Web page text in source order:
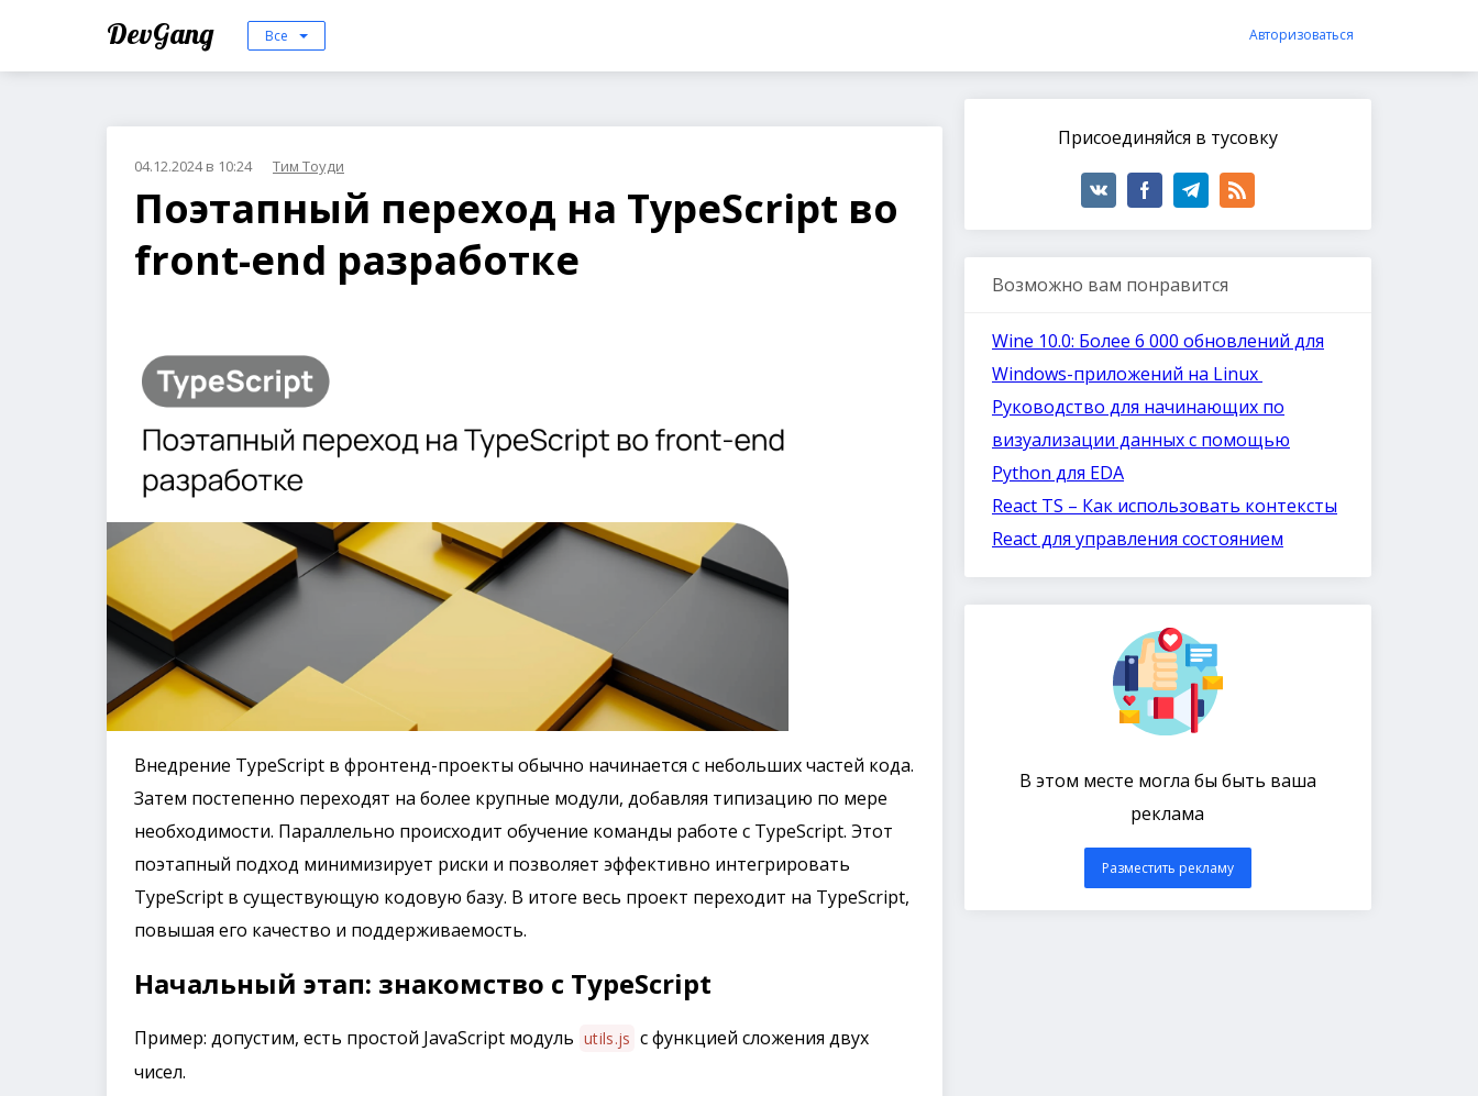
DevGang Все Авторизоваться
04.12.2024 в 10:24 Тим Тоуди
Поэтапный переход на TypeScript во
front-end разработке
Внедрение TypeScript в фронтенд-проекты обычно начинается с небольших частей кода.
Затем постепенно переходят на более крупные модули, добавляя типизацию по мере
необходимости. Параллельно происходит обучение команды работе с TypeScript. Этот
поэтапный подход минимизирует риски и позволяет эффективно интегрировать
TypeScript в существующую кодовую базу. В итоге весь проект переходит на TypeScript,
повышая его качество и поддерживаемость.
Начальный этап: знакомство с TypeScript
Пример: допустим, есть простой JavaScript модуль utils.js с функцией сложения двух
чисел.
Присоединяйся в тусовку
Возможно вам понравится
Wine 10.0: Более 6 000 обновлений для
Windows-приложений на Linux
Руководство для начинающих по
визуализации данных с помощью
Python для EDA
React TS – Как использовать контексты
React для управления состоянием
В этом месте могла бы быть ваша
реклама
Разместить рекламу